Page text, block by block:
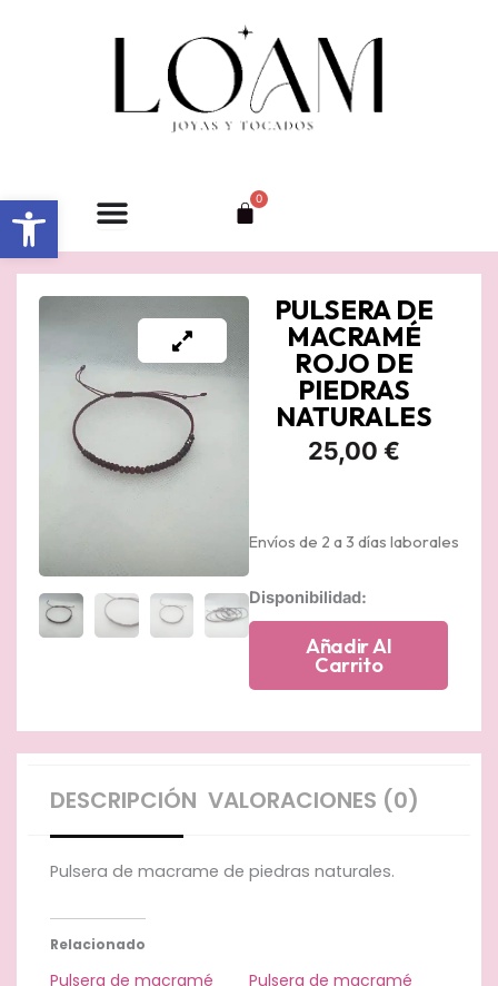
Abrir barra de herramientas 0
Carrito
PULSERA DE
MACRAMÉ
ROJO DE
PIEDRAS
NATURALES
25,00 €
Envíos de 2 a 3 días laborales
Disponibilidad:
Pulsera
macramé
de
naturales
cantidad
Añadir Al
Carrito
DESCRIPCIÓN VALORACIONES (0)
Pulsera de macrame de piedras naturales.
Relacionado
Pulsera de macramé
Pulsera de macramé